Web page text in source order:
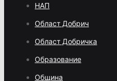
НАП
Област Добрич
Област Добричка
Образование
Община